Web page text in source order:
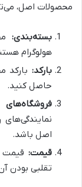
محصولات اصل،
بسته‌بندی:
هولوگرام
بارکد: بارکد
حاصل کنید.
فروشگاه‌های
اصل باشد.
قیمت: قیمت
تقلبی بودن